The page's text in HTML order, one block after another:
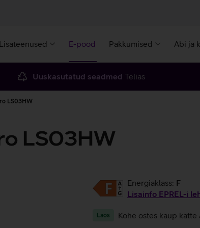
Lisateenused E-pood Pakkumised Abi ja
Uuskasutatud seadmed Telias
LS03HW
LS03HW
Energiaklass: F
Lisainfo EPREL-i
Laos Kohe ostes kaup kätte